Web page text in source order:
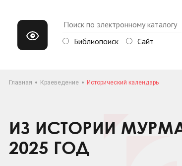
Библиопоиск Сайт
Главная Краеведение Исторический календарь
ИЗ ИСТОРИИ
2025 ГОД